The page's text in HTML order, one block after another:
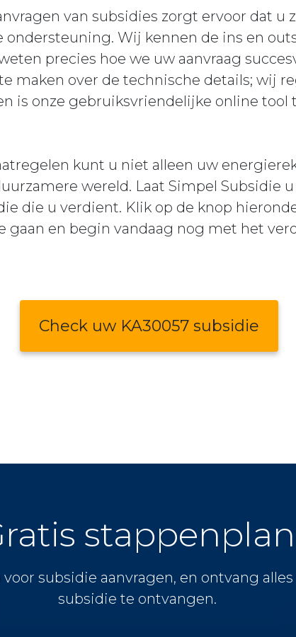
van subsidies zorgt ervoor dat u
ondersteuning. Wij kennen de ins en
precies hoe we uw aanvraag
maken over de technische details; wij
is onze gebruiksvriendelijke online
kunt u niet alleen uw
wereld. Laat Simpel Subsidie
die u verdient. Klik op de knop
gaan en begin vandaag nog met het
Check uw KA30057 subsidie
stappenplan
subsidie aanvragen, en ontvang
subsidie te ontvangen.